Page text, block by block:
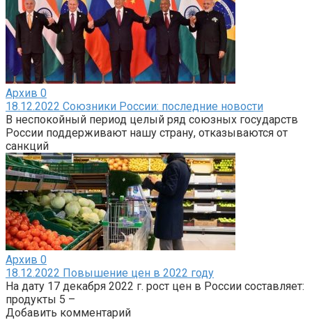
Архив 0
18.12.2022 Союзники России: последние новости
В неспокойный период целый ряд союзных государств
России поддерживают нашу страну, отказываются от
санкций
Архив 0
18.12.2022 Повышение цен в 2022 году
На дату 17 декабря 2022 г. рост цен в России составляет:
продукты 5 –
Добавить комментарий